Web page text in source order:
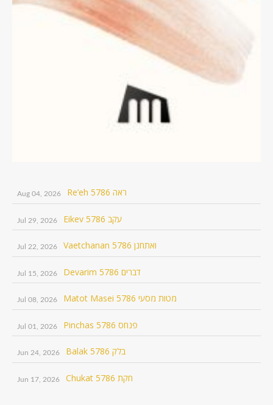
Aug 04, 2026 Re’eh 5786 ראה
Jul 29, 2026 Eikev 5786 עקב
Jul 22, 2026 Vaetchanan 5786 ואתחנן
Jul 15, 2026 Devarim 5786 דברים
Jul 08, 2026 Matot Masei 5786 מטות מסעי
Jul 01, 2026 Pinchas 5786 פנחס
Jun 24, 2026 Balak 5786 בלק
Jun 17, 2026 Chukat 5786 חקת